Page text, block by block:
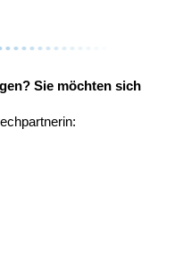
Sie möchten sich